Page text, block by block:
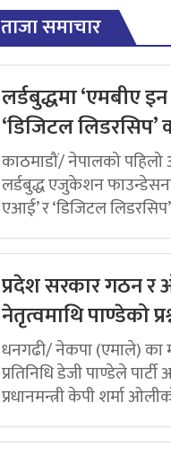
ताजा समाचार
लर्डबुद्धमा ‘एमबीए
‘डिजिटल लिडरसिप’
काठमाडौं/ नेपालको
लर्डबुद्ध एजुकेशन
एआई’ र ‘डिजिटल
प्रदेश सरकार गठन
नेतृत्वमाथि पाण्डेको
धनगढी/ नेकपा (एमाले) का
प्रतिनिधि डेजी पाण्डेले
प्रधानमन्त्री केपी शर्मा